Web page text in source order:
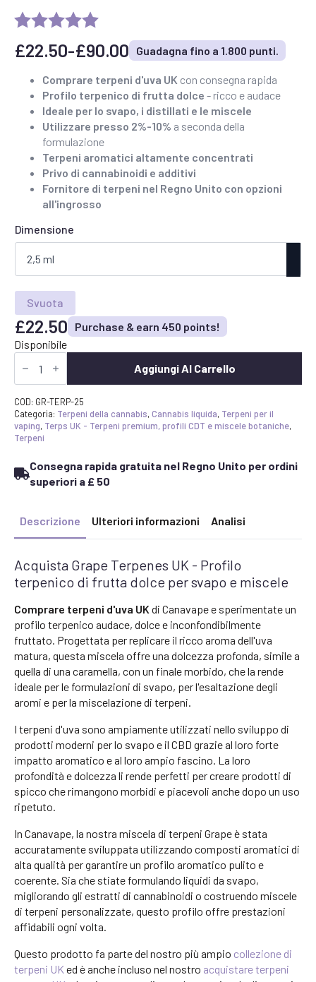
£22.50-£90.00
Fascia
prezzo:
da
£22,50
£90,00
Guadagna fino a 1.800 punti.
Comprare terpeni d'uva UK con consegna rapida
Profilo terpenico di frutta dolce - ricco e audace
Ideale per lo svapo, i distillati e le miscele
Utilizzare presso 2%-10% a seconda della
formulazione
Terpeni aromatici altamente concentrati
Privo di cannabinoidi e additivi
Fornitore di terpeni nel Regno Unito con opzioni
all'ingrosso
Dimensione
Svuota
£22.50
Purchase & earn 450 points!
Disponibile
Acquista
Terpeni
-
Profilo
terpenico
dei
frutti
per
miscele
personalizzate
Aggiungi Al Carrello
COD: GR-TERP-25
Categoria: Terpeni della cannabis,Cannabis liquida, Terpeni per il
vaping, Terps UK - Terpeni premium, profili CDT e miscele botaniche,
Terpeni
Consegna rapida gratuita nel Regno Unito per ordini
superiori a £ 50
Descrizione Ulteriori informazioni Analisi
Acquista Grape Terpenes UK - Profilo
terpenico di frutta dolce per svapo e miscele
Comprare terpeni d'uva UK di Canavape e sperimentate un
profilo terpenico audace, dolce e inconfondibilmente
fruttato. Progettata per replicare il ricco aroma dell'uva
matura, questa miscela offre una dolcezza profonda, simile a
quella di una caramella, con un finale morbido, che la rende
ideale per le formulazioni di svapo, per l'esaltazione degli
aromi e per la miscelazione di terpeni.
I terpeni d'uva sono ampiamente utilizzati nello sviluppo di
prodotti moderni per lo svapo e il CBD grazie al loro forte
impatto aromatico e al loro ampio fascino. La loro
profondità e dolcezza li rende perfetti per creare prodotti di
spicco che rimangono morbidi e piacevoli anche dopo un uso
ripetuto.
In Canavape, la nostra miscela di terpeni Grape è stata
accuratamente sviluppata utilizzando composti aromatici di
alta qualità per garantire un profilo aromatico pulito e
coerente. Sia che stiate formulando liquidi da svapo,
migliorando gli estratti di cannabinoidi o costruendo miscele
di terpeni personalizzate, questo profilo offre prestazioni
affidabili ogni volta.
Questo prodotto fa parte del nostro più ampio collezione di
terpeni UK ed è anche incluso nel nostro acquistare terpeni